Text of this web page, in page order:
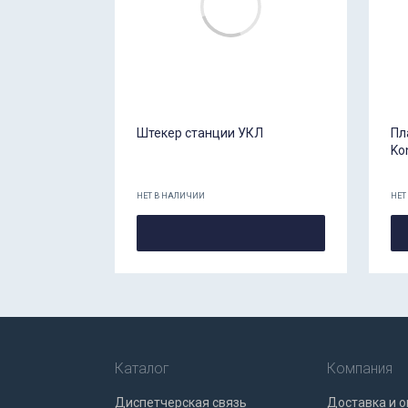
Штекер станции УКЛ
НЕТ В НАЛИЧИИ
Каталог
Диспетчерская связь
Компания
Доставка и